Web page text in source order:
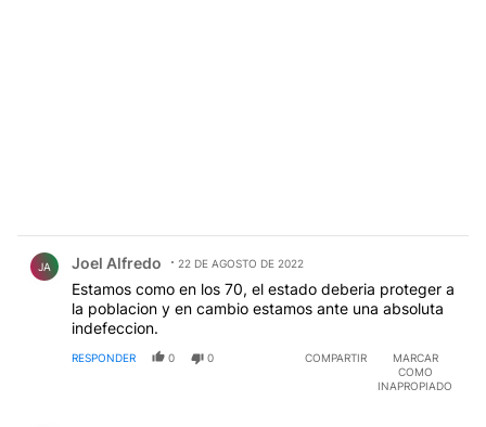
JA Joel Alfredo 22 DE AGOSTO DE 2022
Estamos como en los 70, el estado deberia proteger a
la poblacion y en cambio estamos ante una absoluta
indefeccion.
RESPONDER 0 0 COMPARTIR
MARCAR
COMO
INAPROPIADO